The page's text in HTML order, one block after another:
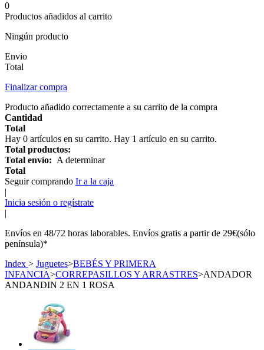
0
Productos añadidos al carrito
Ningún producto
Envio
Total
Finalizar compra
Producto añadido correctamente a su carrito de la compra
Cantidad
Total
Hay 0 artículos en su carrito. Hay 1 artículo en su carrito.
Total productos:
Total envío: A determinar
Total
Seguir comprando Ir a la caja
|
Inicia sesión o regístrate
|
Envíos en 48/72 horas laborables. Envíos gratis a partir de 29€(sólo
península)*
Index > Juguetes>BEBÉS Y PRIMERA
INFANCIA>CORREPASILLOS Y ARRASTRES>ANDADOR
ANDANDIN 2 EN 1 ROSA